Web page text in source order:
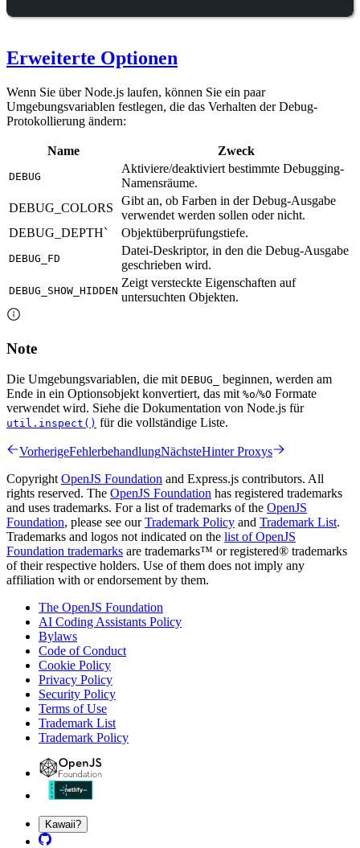
Erweiterte Optionen
Wenn Sie über Node.js laufen, können Sie ein paar
Umgebungsvariablen festlegen, die das Verhalten der Debug-
Protokollierung ändern:
Name Zweck
DEBUG
Aktiviere/deaktiviert bestimmte Debugging-
Namensräume.
DEBUG_COLORS
Gibt an, ob Farben in der Debug-Ausgabe
verwendet werden sollen oder nicht.
DEBUG_DEPTH`
Objektüberprüfungstiefe.
DEBUG_FD
Datei-Deskriptor, in den die Debug-Ausgabe
geschrieben wird.
DEBUG_SHOW_HIDDEN
Zeigt versteckte Eigenschaften auf
untersuchten Objekten.
Note
Die Umgebungsvariablen, die mit DEBUG_
beginnen, werden am
Ende in ein Optionsobjekt konvertiert, das mit %o/%O Formate
verwendet wird. Siehe die Dokumentation von Node.js für
util.inspect() für die vollständige Liste.
VorherigeFehlerbehandlungNächsteHinter Proxys
CopyrightOpenJS Foundation and Express.js contributors. All
rights reserved. The OpenJS Foundation has registered trademarks
and uses trademarks. For a list of trademarks of the OpenJS
Foundation, please see ourTrademark Policy and Trademark List.
Trademarks and logos not indicated on the list of OpenJS
Foundation trademarks are trademarks™ or registered® trademarks
of their respective holders. Use of them does not imply any
affiliation with or endorsement by them.
The OpenJS Foundation
AI Coding Assistants Policy
Bylaws
Code of Conduct
Cookie Policy
Privacy Policy
Security Policy
Terms of Use
Trademark List
Trademark Policy
Kawaii?